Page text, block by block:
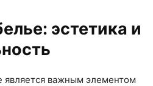
эстетика и
является важным элементом